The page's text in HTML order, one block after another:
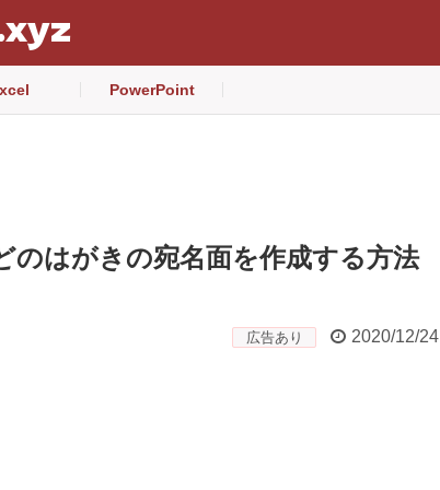
PowerPoint
のはがきの宛名面を作成する方法
広告あり 2020/12/24